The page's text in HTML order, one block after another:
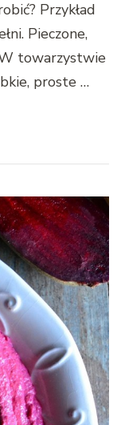
Przykład
Pieczone,
towarzystwie
proste …